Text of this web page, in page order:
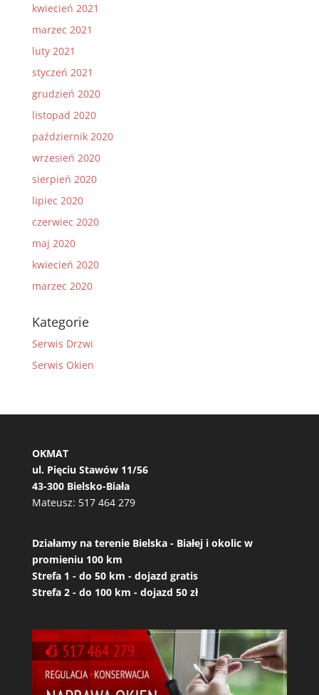
kwiecień 2021
marzec 2021
luty 2021
styczeń 2021
grudzień 2020
listopad 2020
październik 2020
wrzesień 2020
sierpień 2020
lipiec 2020
czerwiec 2020
maj 2020
kwiecień 2020
marzec 2020
Kategorie
Serwis Drzwi
Serwis Okien
OKMAT
ul. Pięciu Stawów 11/56
43-300 Bielsko-Biała
Mateusz: 517 464 279
Działamy na terenie Bielska - Białej i okolic w
promieniu 100 km
Strefa 1 - do 50 km - dojazd gratis
Strefa 2 - do 100 km - dojazd 50 zł